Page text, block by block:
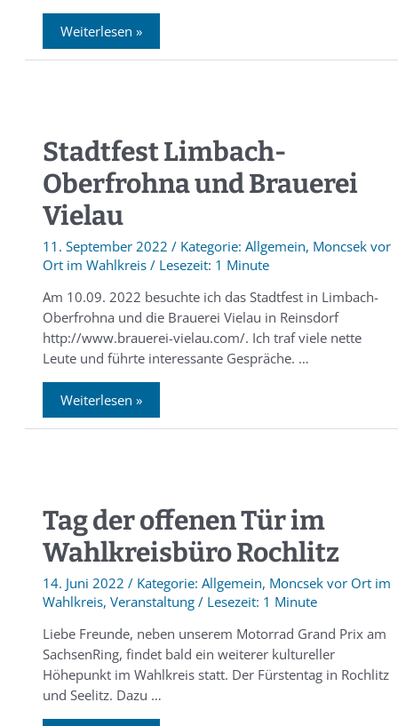
Weiterlesen »
Stadtfest Limbach-
Oberfrohna und Brauerei
Vielau
11. September 2022 / Allgemein, Moncsek vor
Ort im Wahlkreis/
1 Minute
Am 10.09. 2022 besuchte ich das Stadtfest in Limbach-
Oberfrohna und die Brauerei Vielau in Reinsdorf
http://www.brauerei-vielau.com/. Ich traf viele nette
Leute und führte interessante Gespräche. …
Weiterlesen »
Tag der offenen Tür im
Wahlkreisbüro Rochlitz
14. Juni 2022 / Allgemein, Moncsek vor Ort im
Wahlkreis, Veranstaltung/
1 Minute
Liebe Freunde, neben unserem Motorrad Grand Prix am
SachsenRing, findet bald ein weiterer kultureller
Höhepunkt im Wahlkreis statt. Der Fürstentag in Rochlitz
und Seelitz. Dazu …